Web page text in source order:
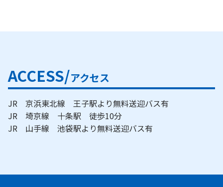
ACCESS/アクセス
JR 京浜東北線 王子駅より無料送迎バス有
JR 埼京線 十条駅 徒歩10分
JR 山手線 池袋駅より無料送迎バス有